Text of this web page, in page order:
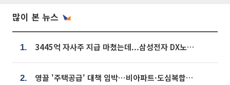
많이 본 뉴스
1. 3445억 자사주 지급 마쳤는데...삼성전자 DX노조, 뒤늦은 '떼쓰기 집회'
2. 영끌 '주택공급' 대책 임박⋯비아파트·도심복합까지 총동원